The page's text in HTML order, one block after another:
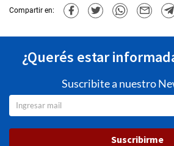
Compartir en:
¿Querés estar
Suscribite a nuestro
Suscribirme